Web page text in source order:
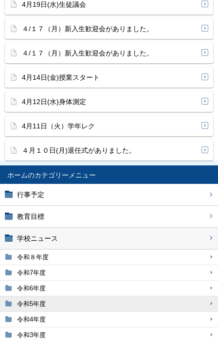
ホーム
行事予定
教育目標
学校ニュース
令和８年度
令和7年度
令和6年度
令和5年度
令和4年度
令和3年度
4月19日(水)生徒議会
４/１７（月）新入生歓迎会がありました。
４/１７（月）新入生歓迎会がありました。
4月14日(金)授業スタート
4月12日(水)身体測定
4月11日（火）学年レク
４月１０日(月)退任式がありました。